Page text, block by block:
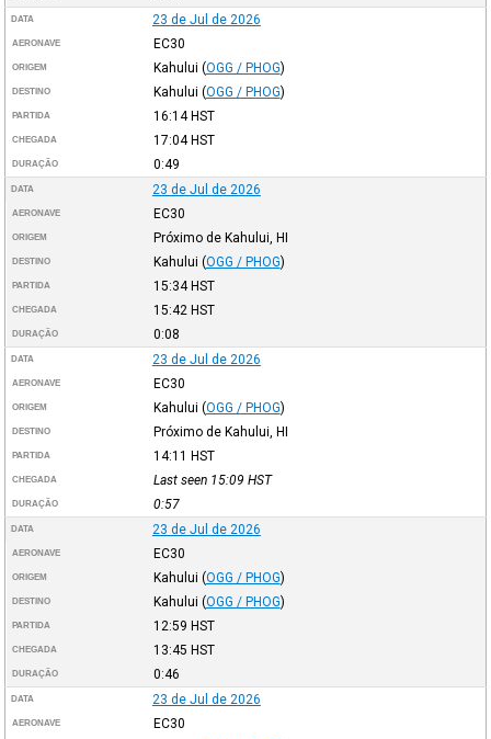
DATA 23 de Jul de 2026
AERONAVE EC30
ORIGEM Kahului (OGG / PHOG)
DESTINO Kahului (OGG / PHOG)
PARTIDA 16:14HST
CHEGADA 17:04HST
DURAÇÃO 0:49
DATA 23 de Jul de 2026
AERONAVE EC30
ORIGEM Próximo de Kahului, HI
DESTINO Kahului (OGG / PHOG)
PARTIDA 15:34HST
CHEGADA 15:42 HST
DURAÇÃO 0:08
DATA 23 de Jul de 2026
AERONAVE EC30
ORIGEM Kahului (OGG / PHOG)
DESTINO Próximo de Kahului, HI
PARTIDA 14:11 HST
CHEGADA Last seen 15:09 HST
DURAÇÃO 0:57
DATA 23 de Jul de 2026
AERONAVE EC30
ORIGEM Kahului (OGG / PHOG)
DESTINO Kahului (OGG / PHOG)
PARTIDA 12:59 HST
CHEGADA 13:45 HST
DURAÇÃO 0:46
DATA 23 de Jul de 2026
AERONAVE EC30